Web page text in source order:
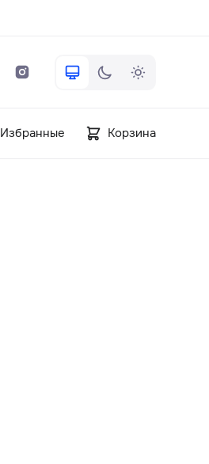
Избранные Корзина
+7 ( 705 ) 181-42-50